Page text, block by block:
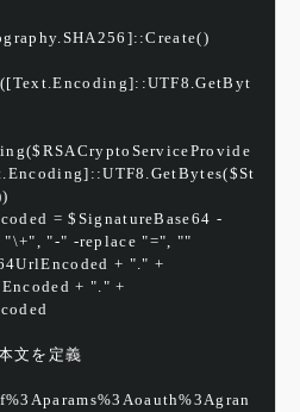
= $SignatureBase64 -
"\+", "-" -replace "=", ""
+ "." +
+ "." +
文を定義